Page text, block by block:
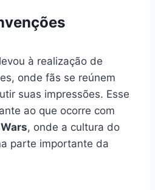
à realização de
onde fãs se reúnem
suas impressões. Esse
ao que ocorre com
, onde a cultura do
parte importante da